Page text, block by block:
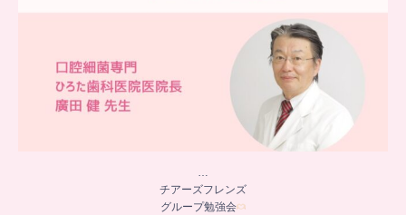
…
チアーズフレンズ
グループ勉強会